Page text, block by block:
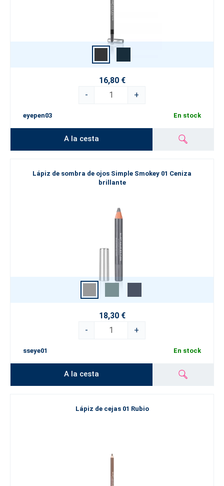
16,80 €
-
+
eyepen03 En stock
A la cesta
Lápiz de sombra de ojos Simple Smokey 01 Ceniza
brillante
18,30 €
-
+
sseye01 En stock
A la cesta
Lápiz de cejas 01 Rubio